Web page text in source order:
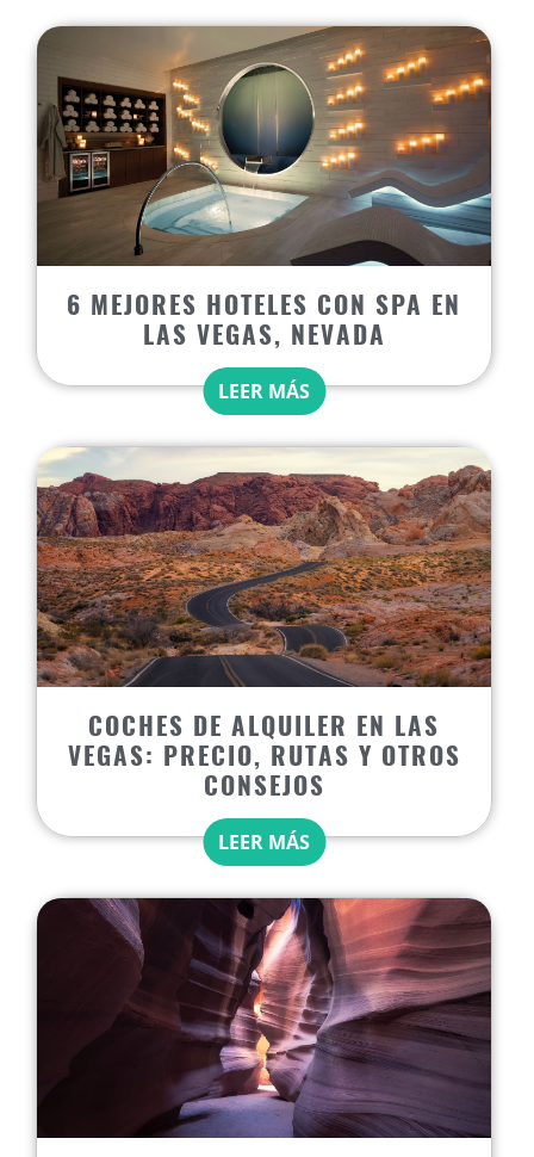
6 MEJORES HOTELES CON SPA EN
LAS VEGAS, NEVADA
LEER MÁS
COCHES DE ALQUILER EN LAS
VEGAS: PRECIO, RUTAS Y OTROS
CONSEJOS
LEER MÁS